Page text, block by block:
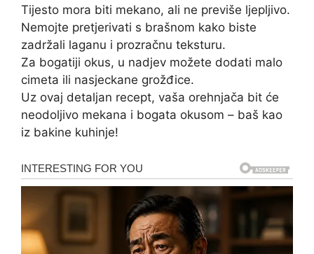
Tijesto mora biti mekano, ali ne previše ljepljivo.
Nemojte pretjerivati s brašnom kako biste
zadržali laganu i prozračnu teksturu.
Za bogatiji okus, u nadjev možete dodati malo
cimeta ili nasjeckane grožđice.
Uz ovaj detaljan recept, vaša orehnjača bit će
neodoljivo mekana i bogata okusom – baš kao
iz bakine kuhinje!